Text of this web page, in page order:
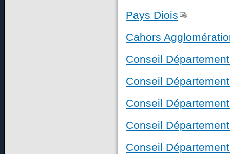
Pays Diois
Cahors
Conseil
Conseil
Conseil
Conseil
Conseil